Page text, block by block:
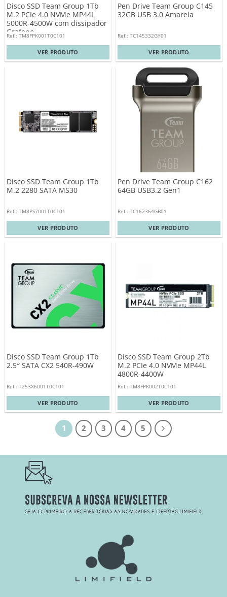
Disco SSD Team Group 1Tb
M.2 PCIe 4.0 NVMe MP44L
5000R-4500W com dissipador
Grafeno
Ref.: TM8FPK001T0C101
VER PRODUTO
Pen Drive Team Group C145
32GB USB 3.0 Amarela
Ref.: TC145332GY01
VER PRODUTO
Disco SSD Team Group 1Tb
M.2 2280 SATA MS30
Ref.: TM8PS7001T0C101
VER PRODUTO
Pen Drive Team Group C162
64GB USB3.2 Gen1
Ref.: TC162364GB01
VER PRODUTO
Disco SSD Team Group 1Tb
2.5″ SATA CX2 540R-490W
Ref.: T253X6001T0C101
VER PRODUTO
Disco SSD Team Group 2Tb
M.2 PCIe 4.0 NVMe MP44L
4800R-4400W
Ref.: TM8FPK002T0C101
VER PRODUTO
1 2 3 4 5